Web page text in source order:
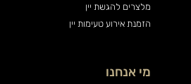
מלצרים להגשת יין
הזמנת אירוע טעימות יין
מי אנחנו